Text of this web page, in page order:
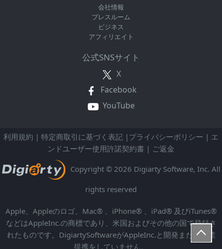
会社情報
プレスルーム
ビジネス
アフィリエイト
公式SNSサイト
X
Facebook
YouTube
利用規約 | 特定商取引に基づく表記 | プライバシーポリシー | エ
ンドユーザー使用許諾契約書 | ご返金
Copyright © 2026 Digiarty Software, Inc. All
rights reserved
Apple、Appleのロゴ、Mac® 、iPhone® 、iPad® 及びiTunes®
などはAppleInc.の商標であり、米国およびその他の国で登録さ
れたものです。DigiartySoftwareがAppleInc.と開発または商業
提携をしていません。